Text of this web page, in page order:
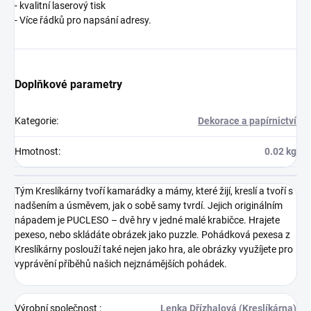
- kvalitní laserový tisk
- Více řádků pro napsání adresy.
Doplňkové parametry
Kategorie: Dekorace a papírnictví
Hmotnost: 0.02 kg
Tým Kreslíkárny tvoří kamarádky a mámy, které žijí, kreslí a tvoří s
nadšením a úsměvem, jak o sobě samy tvrdí. Jejich originálním
nápadem je PUCLESO – dvě hry v jedné malé krabičce. Hrajete
pexeso, nebo skládáte obrázek jako puzzle. Pohádková pexesa z
Kreslíkárny poslouží také nejen jako hra, ale obrázky využíjete pro
vyprávění příběhů našich nejznámějších pohádek.
Výrobní společnost : Lenka Dřízhalová (Kreslíkárna)